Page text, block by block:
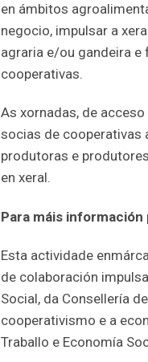
en ámbitos
negocio, impulsar a
agraria e/ou gandeira
cooperativas.
As xornadas, de acceso
socias de cooperativas
produtoras e
en xeral.
Para máis información
Esta actividade
de colaboración
Social, da Consellería
cooperativismo e a
Traballo e Economía